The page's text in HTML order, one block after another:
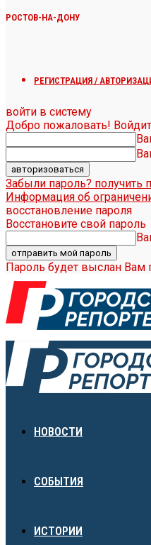
РОСТОВ-НА-ДОНУ
РЕГИСТРАЦИЯ /
войти в систему
Добро пожаловать!
Забыли пароль? получить
Информация об
восстановление пароля
Восстановите свой пароль
Пароль будет выслан Вам
НОВОСТИ
СОБЫТИЯ
ИСТОРИИ